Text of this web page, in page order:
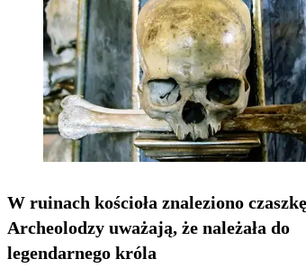
W ruinach kościoła znaleziono
Archeolodzy uważają, że należała do
legendarnego króla